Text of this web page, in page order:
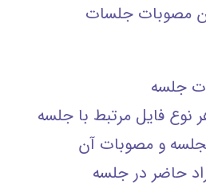
مصوبات جلسات
جلسه
نوع فایل مرتبط با جلسه
و مصوبات آن
حاضر در جلسه